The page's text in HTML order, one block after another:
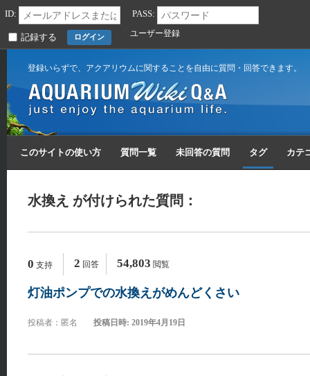
ID: PASS:
記録する ユーザー登録
登録いらずで、アクアリウムに関することを自由に質問・回答できます。
このサイトの使い方 質問一覧 未回答の質問 タグ カテ
水換え が付けられた質問：
0 支持 2 回答 54,803 閲覧
灯油ポンプでの水換えがめんどくさい
投稿者：匿名 投稿日時: 2019年4月19日